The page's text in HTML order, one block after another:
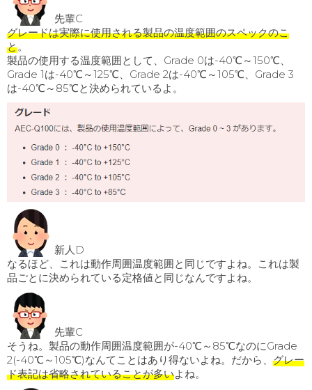
先輩C
グレードは実際に使用される製品の温度範囲のスペックのこ
と。
製品の使用する温度範囲として、Grade 0は-40℃～150℃、
Grade 1は-40℃～125℃、Grade 2は-40℃～105℃、Grade 3
は-40℃～85℃と決められているよ。
新人D
なるほど、これは動作周囲温度範囲と同じですよね。これは製
品ごとに決められている定格値と同じなんですよね。
先輩C
そうね。製品の動作周囲温度範囲が-40℃～85℃なのにGrade
2(-40℃～105℃)なんてことはあり得ないよね。だから、 グレー
ド表記は省略されていることが多いよね。